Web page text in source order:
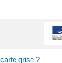
grise ?